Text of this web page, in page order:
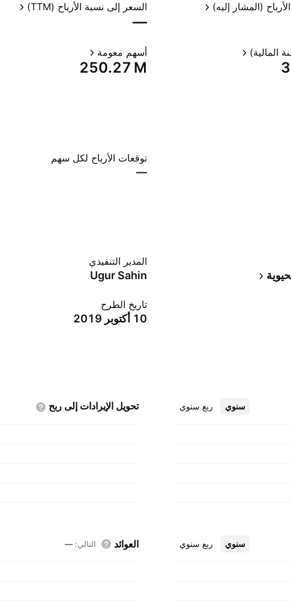
(المشار إليه) السعر إلى نسبة الأرباح (TTM)
—
المالية) أسهم معومة
‪250.27 M‬
توقعات الأرباح لكل سهم
—
المدير التنفيذي
Ugur Sahin
تاريخ الطرح
10 أكتوبر 2019
سنوي ربع سنوي تحويل الإيرادات إلى ربح
سنوي ربع سنوي العوائد التالي:
—